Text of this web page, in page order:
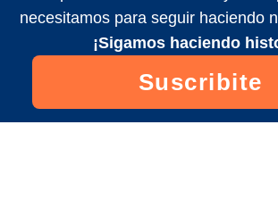
necesitamos para seguir haciendo
¡Sigamos haciendo
Suscribite